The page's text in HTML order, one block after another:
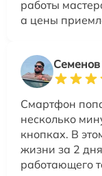
работы
а цены
Смартфон
несколько
кнопках. В
жизни за 2
работающего